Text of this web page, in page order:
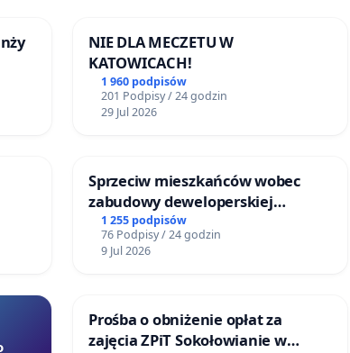
NIE DLA MECZETU W
KATOWICACH!
1 960 podpisów
201 Podpisy / 24 godzin
29 Jul 2026
Sprzeciw mieszkańców wobec
zabudowy deweloperskiej
terenow zielonych w rejonie
Bulwarów Straceńskich w Bielsku-
Białej
1 255 podpisów
76 Podpisy / 24 godzin
9 Jul 2026
Prośba o obniżenie opłat za
zajęcia ZPiT Sokołowianie w